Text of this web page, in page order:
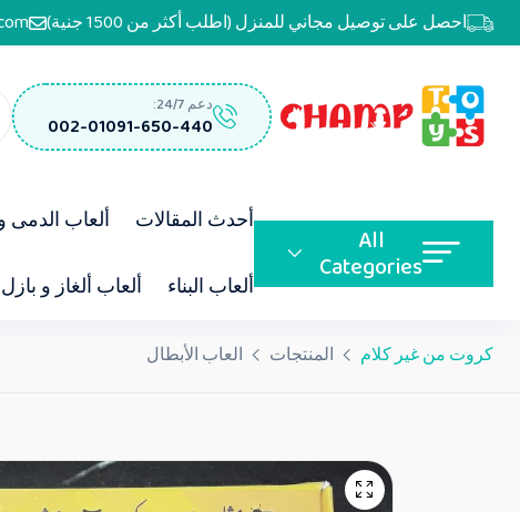
احصل على توصيل مجاني للمنزل (اطلب أكثر من 1500 جنية)
دعم 24/7:
002-01091-650-440
All
Categories
أحدث المقالات ألعاب
ألعاب البناء ألعاب ألغاز و بازل
كروت من غير كلام المنتجات العاب الأبطال